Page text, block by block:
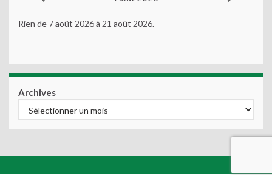
Rien de 7 août 2026 à 21 août 2026.
Archives